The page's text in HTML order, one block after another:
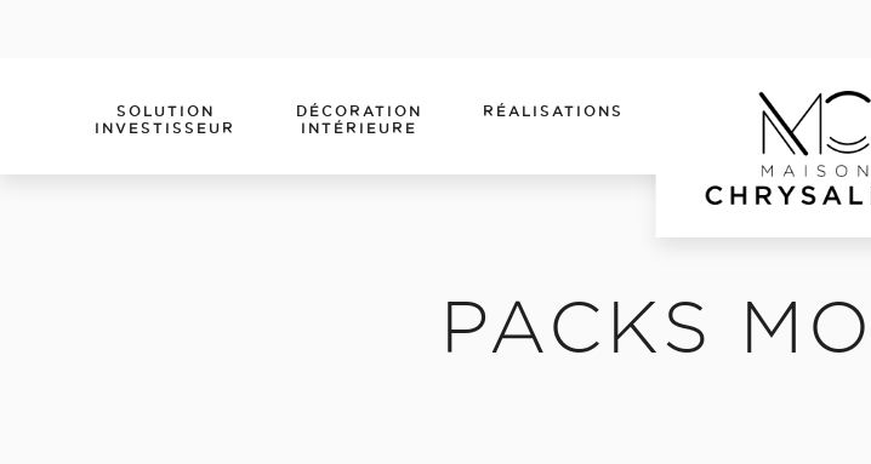
SOLUTION
INVESTISSEUR
DÉCORATION
INTÉRIEURE
RÉALISATIONS
PACKS